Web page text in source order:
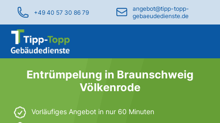
+49 40 57 30 86 79
angebot@tipp-topp-
gebaeudedienste.de
Entrümpelung in Braunschweig
Völkenrode
Vorläufiges Angebot in nur 60 Minuten